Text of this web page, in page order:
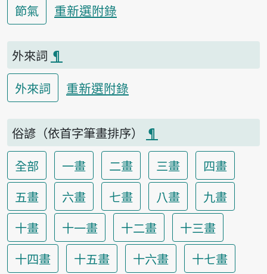
節氣
重新選附錄
外來詞 ¶
外來詞
重新選附錄
俗諺（依首字筆畫排序）
¶
全部
一畫 二畫 三畫
四畫
五畫
六畫 七畫 八畫
九畫
十畫
十一畫 十二畫
十三畫
十四畫
十五畫 十六畫
十七畫